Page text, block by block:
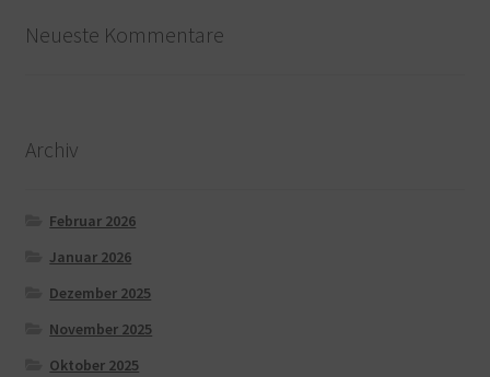
Neueste Kommentare
Archiv
Februar 2026
Januar 2026
Dezember 2025
November 2025
Oktober 2025